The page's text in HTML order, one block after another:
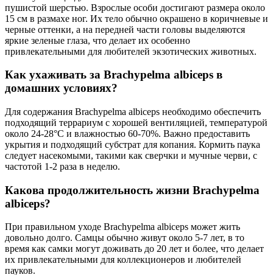
пушистой шерстью. Взрослые особи достигают размера около
15 см в размахе ног. Их тело обычно окрашено в коричневые и
черные оттенки, а на передней части головы выделяются
яркие зеленые глаза, что делает их особенно
привлекательными для любителей экзотических животных.
Как ухаживать за Brachypelma albiceps в
домашних условиях?
Для содержания Brachypelma albiceps необходимо обеспечить
подходящий террариум с хорошей вентиляцией, температурой
около 24-28°C и влажностью 60-70%. Важно предоставить
укрытия и подходящий субстрат для копания. Кормить паука
следует насекомыми, такими как сверчки и мучные черви, с
частотой 1-2 раза в неделю.
Какова продолжительность жизни Brachypelma
albiceps?
При правильном уходе Brachypelma albiceps может жить
довольно долго. Самцы обычно живут около 5-7 лет, в то
время как самки могут доживать до 20 лет и более, что делает
их привлекательными для коллекционеров и любителей
пауков.